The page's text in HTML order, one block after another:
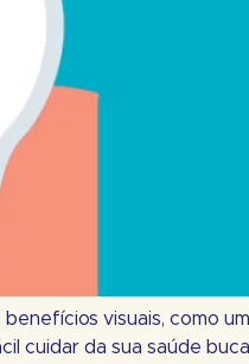
visuais, como
cuidar da sua saúde